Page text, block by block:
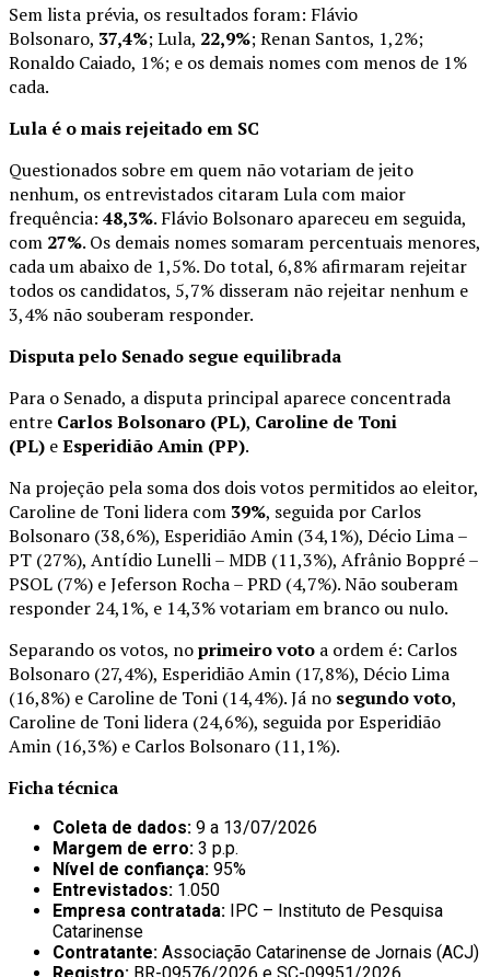
Sem lista prévia, os resultados foram: Flávio
Bolsonaro, 37,4%; Lula, 22,9%; Renan Santos, 1,2%;
Ronaldo Caiado, 1%; e os demais nomes com menos de 1%
cada.
Lula é o mais rejeitado em SC
Questionados sobre em quem não votariam de jeito
nenhum, os entrevistados citaram Lula com maior
frequência: 48,3%. Flávio Bolsonaro apareceu em seguida,
com 27%. Os demais nomes somaram percentuais menores,
cada um abaixo de 1,5%. Do total, 6,8% afirmaram rejeitar
todos os candidatos, 5,7% disseram não rejeitar nenhum e
3,4% não souberam responder.
Disputa pelo Senado segue equilibrada
Para o Senado, a disputa principal aparece concentrada
entre Carlos Bolsonaro (PL), Caroline de Toni
(PL) eEsperidião Amin (PP).
Na projeção pela soma dos dois votos permitidos ao eleitor,
Caroline de Toni lidera com 39%, seguida por Carlos
Bolsonaro (38,6%), Esperidião Amin (34,1%), Décio Lima –
PT (27%), Antídio Lunelli – MDB (11,3%), Afrânio Boppré –
PSOL (7%) e Jeferson Rocha – PRD (4,7%). Não souberam
responder 24,1%, e 14,3% votariam em branco ou nulo.
Separando os votos, noprimeiro voto a ordem é: Carlos
Bolsonaro (27,4%), Esperidião Amin (17,8%), Décio Lima
(16,8%) e Caroline de Toni (14,4%). Já no segundo voto,
Caroline de Toni lidera (24,6%), seguida por Esperidião
Amin (16,3%) e Carlos Bolsonaro (11,1%).
Ficha técnica
Coleta de dados: 9 a 13/07/2026
Margem de erro: 3 p.p.
Nível de confiança: 95%
Entrevistados: 1.050
Empresa contratada: IPC – Instituto de Pesquisa
Catarinense
Contratante: Associação Catarinense de Jornais (ACJ)
Registro: BR-09576/2026 e SC-09951/2026